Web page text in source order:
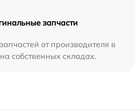
запчасти
от производителя в
собственных складах.